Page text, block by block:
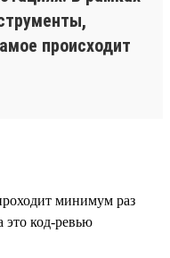
происходит
минимум раз
это код-ревью